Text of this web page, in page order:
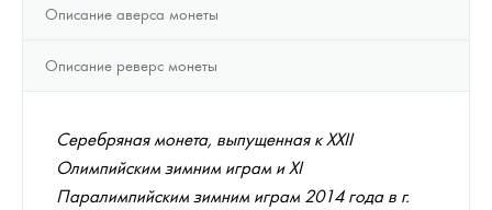
Описание аверса монеты
Описание реверс монеты
Серебряная монета, выпущенная к XXII
Олимпийским зимним играм и XI
Паралимпийским зимним играм 2014 года в г.